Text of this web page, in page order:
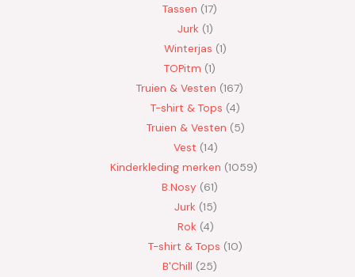
Tassen 17
Jurk 1
Winterjas 1
TOPitm 1
Truien & Vesten 167
T-shirt & Tops 4
Truien & Vesten 5
Vest 14
Kinderkleding merken 1059
B.Nosy 61
Jurk 15
Rok 4
T-shirt & Tops 10
B'Chill 25